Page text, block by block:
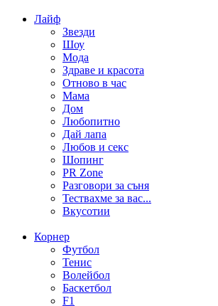
Лайф
Звезди
Шоу
Мода
Здраве и красота
Отново в час
Мама
Дом
Любопитно
Дай лапа
Любов и секс
Шопинг
PR Zone
Разговори за съня
Тествахме за вас...
Вкусотии
Корнер
Футбол
Тенис
Волейбол
Баскетбол
F1